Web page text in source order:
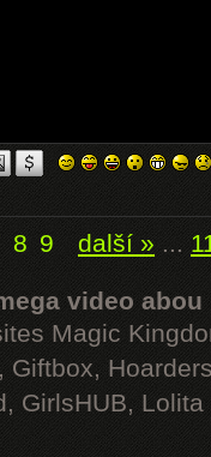
8 9 další » ...
video abou
Magic
Giftbox,
GirlsHUB, Lolita